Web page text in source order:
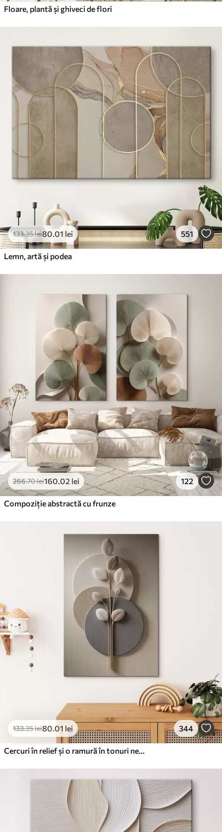
Floare, plantă și ghiveci de flori
133.35lei80.01 lei 551
Lemn, artă și podea
266.70lei160.02 lei 122
Compoziție abstractă cu frunze
133.35lei80.01 lei 344
Cercuri în relief și o ramură în tonuri neutre calde